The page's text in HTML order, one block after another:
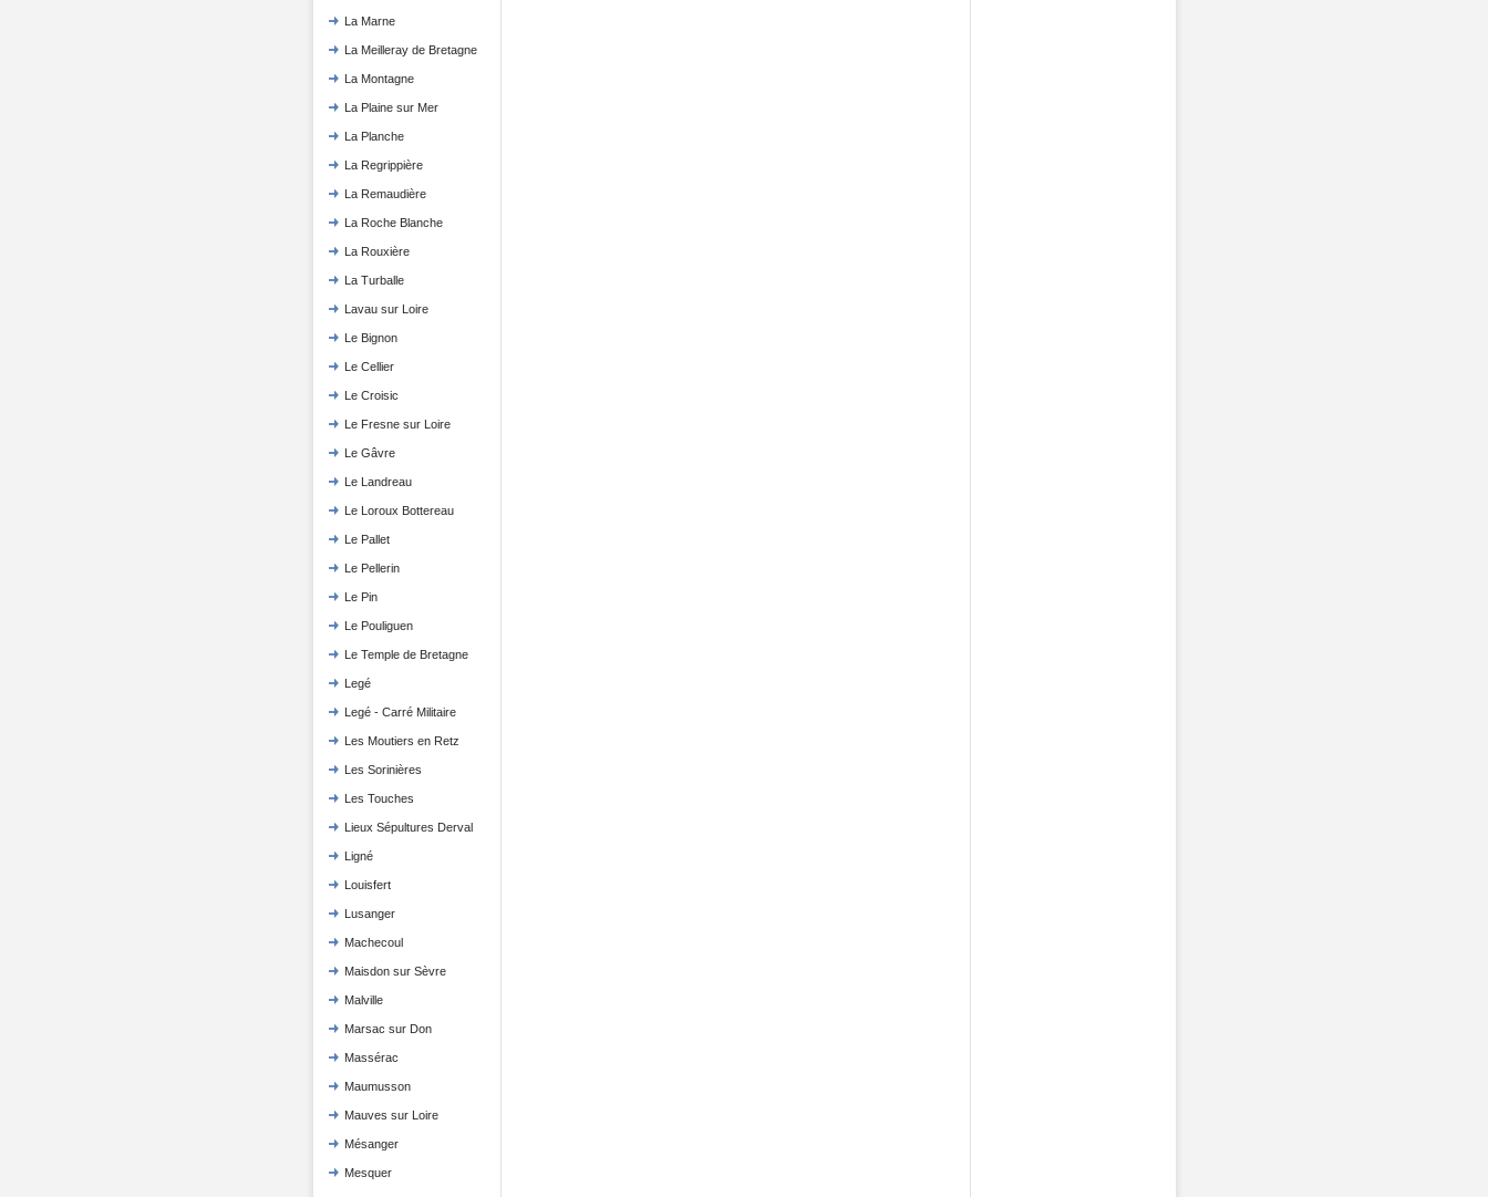
La Marne
La Meilleray de Bretagne
La Montagne
La Plaine sur Mer
La Planche
La Regrippière
La Remaudière
La Roche Blanche
La Rouxière
La Turballe
Lavau sur Loire
Le Bignon
Le Cellier
Le Croisic
Le Fresne sur Loire
Le Gâvre
Le Landreau
Le Loroux Bottereau
Le Pallet
Le Pellerin
Le Pin
Le Pouliguen
Le Temple de Bretagne
Legé
Legé - Carré Militaire
Les Moutiers en Retz
Les Sorinières
Les Touches
Lieux Sépultures Derval
Ligné
Louisfert
Lusanger
Machecoul
Maisdon sur Sèvre
Malville
Marsac sur Don
Massérac
Maumusson
Mauves sur Loire
Mésanger
Mesquer